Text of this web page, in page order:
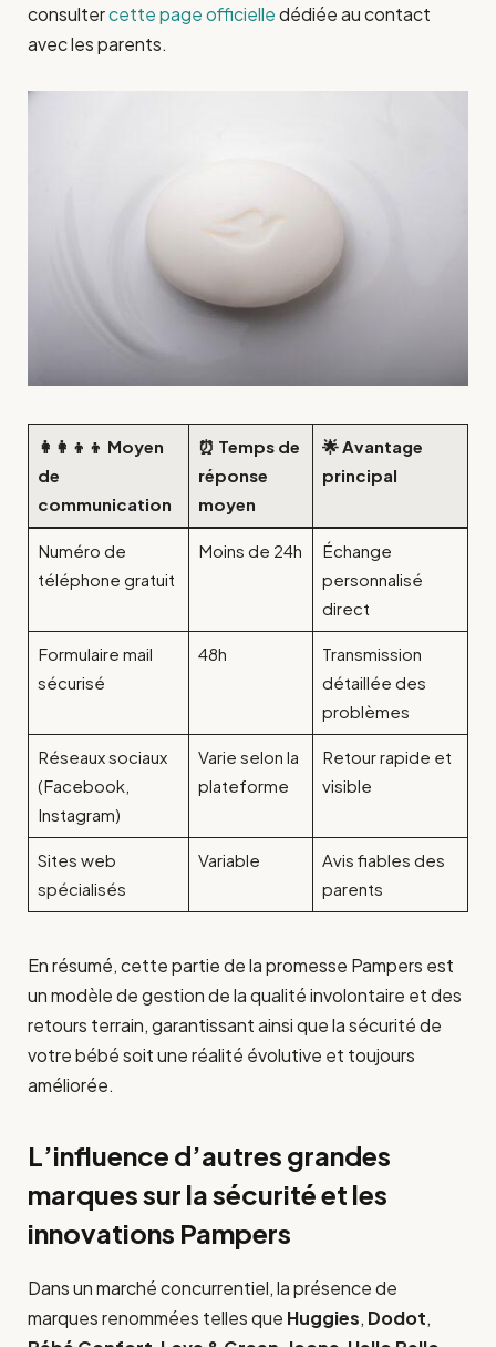
consultercette page officielledédiée au contact
avec les parents.
👩‍👩‍👦‍👦 Moyen
de
communication
⏰ Temps de
réponse
moyen
🌟 Avantage
principal
Numéro de
téléphone gratuit
Moins de 24h
Échange
personnalisé
direct
Formulaire mail
sécurisé
48h
Transmission
détaillée des
problèmes
Réseaux sociaux
(Facebook,
Instagram)
Varie selon la
plateforme
Retour rapide et
visible
Sites web
spécialisés
Variable
Avis fiables des
parents
En résumé, cette partie de la promesse Pampers est
un modèle de gestion de la qualité involontaire et des
retours terrain, garantissant ainsi que la sécurité de
votre bébé soit une réalité évolutive et toujours
améliorée.
L’influence d’autres grandes
marques sur la sécurité et les
innovations Pampers
Dans un marché concurrentiel, la présence de
marques renommées telles que Huggies, Dodot,